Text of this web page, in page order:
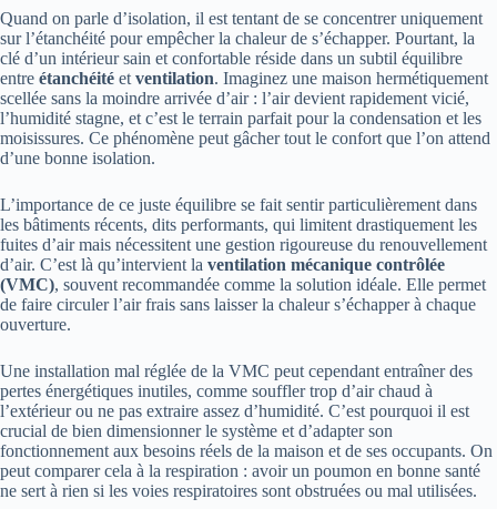
Quand on parle d’isolation, il est tentant de se concentrer uniquement
sur l’étanchéité pour empêcher la chaleur de s’échapper. Pourtant, la
clé d’un intérieur sain et confortable réside dans un subtil équilibre
entre étanchéité et ventilation. Imaginez une maison hermétiquement
scellée sans la moindre arrivée d’air : l’air devient rapidement vicié,
l’humidité stagne, et c’est le terrain parfait pour la condensation et les
moisissures. Ce phénomène peut gâcher tout le confort que l’on attend
d’une bonne isolation.
L’importance de ce juste équilibre se fait sentir particulièrement dans
les bâtiments récents, dits performants, qui limitent drastiquement les
fuites d’air mais nécessitent une gestion rigoureuse du renouvellement
d’air. C’est là qu’intervient la ventilation mécanique contrôlée
(VMC), souvent recommandée comme la solution idéale. Elle permet
de faire circuler l’air frais sans laisser la chaleur s’échapper à chaque
ouverture.
Une installation mal réglée de la VMC peut cependant entraîner des
pertes énergétiques inutiles, comme souffler trop d’air chaud à
l’extérieur ou ne pas extraire assez d’humidité. C’est pourquoi il est
crucial de bien dimensionner le système et d’adapter son
fonctionnement aux besoins réels de la maison et de ses occupants. On
peut comparer cela à la respiration : avoir un poumon en bonne santé
ne sert à rien si les voies respiratoires sont obstruées ou mal utilisées.